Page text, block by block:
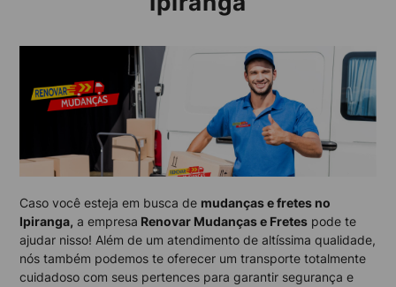
Caso você esteja em busca de mudanças e fretes no
Ipiranga, a empresa Renovar Mudanças e Fretes pode te
ajudar nisso! Além de um atendimento de altíssima qualidade,
nós também podemos te oferecer um transporte totalmente
cuidadoso com seus pertences para garantir segurança e